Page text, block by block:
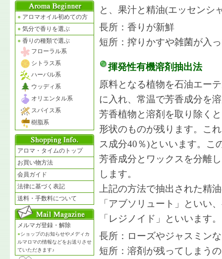
● アロマオイル初めての方
● 気分で香りを選ぶ
● 香りの種類で選ぶ
フローラル系
シトラス系
ハーバル系
ウッディ系
オリエンタル系
スパイス系
樹脂系
アロマ・タイムのトップ
お買い物方法
会員ガイド
法律に基づく表記
送料・手数料について
メルマガ登録・解除
●ショップのお知らせやメディカ
ルマロマの情報などをお送りさせ
ていただきます♪
と、果汁と精油(エッセンシ
長所：香りが新鮮
短所：搾りかすや雑菌が入
揮発性有機溶剤抽出法
原料となる植物を石油エー
に入れ、常温で芳香成分を
芳香植物と溶剤を取り除く
形状のものが残ります。こ
ス成分40％)といいます。こ
芳香成分とワックスを分離
します。
上記の方法で抽出された精
「アブソリュート」といい
「レジノイド」といいます。
長所：ローズやジャスミン
短所：溶剤が残ってしまう